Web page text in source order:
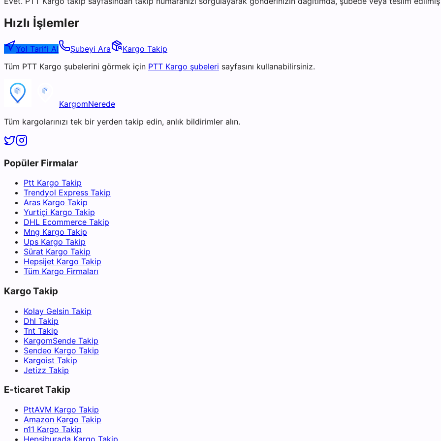
Hızlı İşlemler
Yol Tarifi Al Şubeyi Ara
Kargo Takip
Tüm PTT Kargo şubelerini görmek için PTT Kargo şubeleri sayfasını kullanabilirsiniz.
KargomNerede
Tüm kargolarınızı tek bir yerden takip edin, anlık bildirimler alın.
Popüler Firmalar
Ptt Kargo Takip
Trendyol Express Takip
Aras Kargo Takip
Yurtiçi Kargo Takip
DHL Ecommerce Takip
Mng Kargo Takip
Ups Kargo Takip
Sürat Kargo Takip
Hepsijet Kargo Takip
Tüm Kargo Firmaları
Kargo Takip
Kolay Gelsin Takip
Dhl Takip
Tnt Takip
KargomSende Takip
Sendeo Kargo Takip
Kargoist Takip
Jetizz Takip
E-ticaret Takip
PttAVM Kargo Takip
Amazon Kargo Takip
n11 Kargo Takip